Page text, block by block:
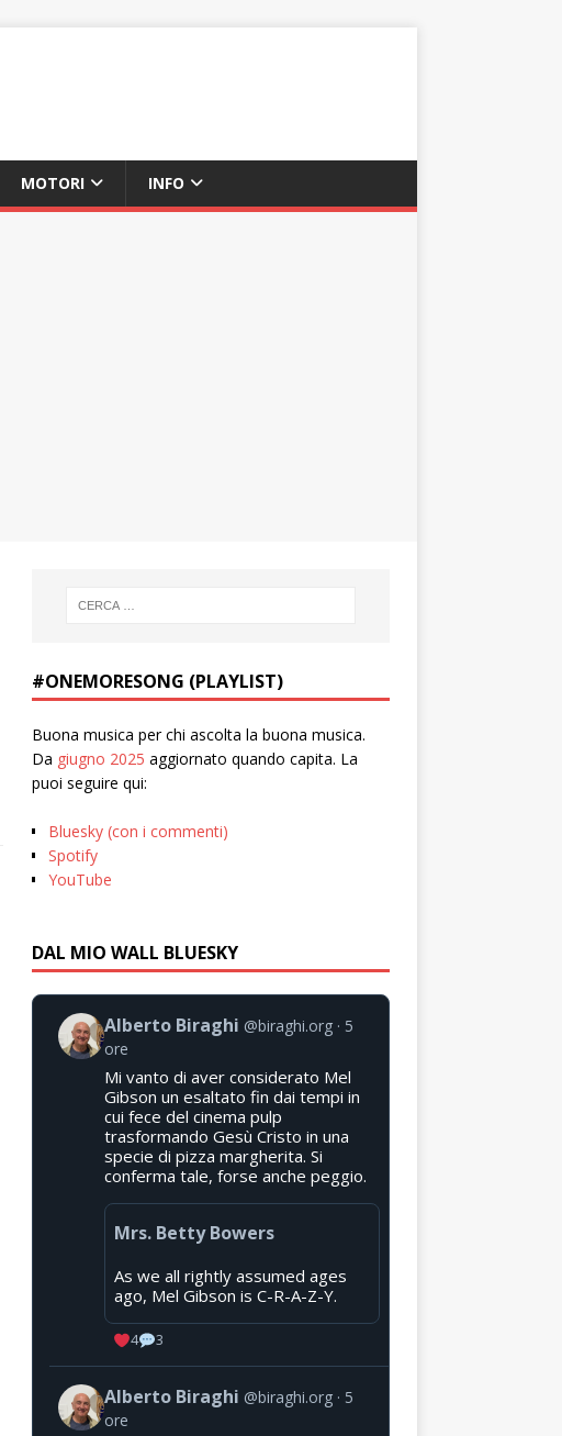
MOTORI INFO
#ONEMORESONG (PLAYLIST)
Buona musica per chi ascolta la buona musica.
Da giugno 2025 aggiornato quando capita. La
puoi seguire qui:
Bluesky (con i commenti)
Spotify
YouTube
DAL MIO WALL BLUESKY
Alberto Biraghi @biraghi.org
5
ore
Mi vanto di aver considerato Mel
Gibson un esaltato fin dai tempi in
cui fece del cinema pulp
trasformando Gesù Cristo in una
specie di pizza margherita. Si
conferma tale, forse anche peggio.
Mrs. Betty Bowers
As we all rightly assumed ages
ago, Mel Gibson is C-R-A-Z-Y.
4 3
Alberto Biraghi @biraghi.org
5
ore